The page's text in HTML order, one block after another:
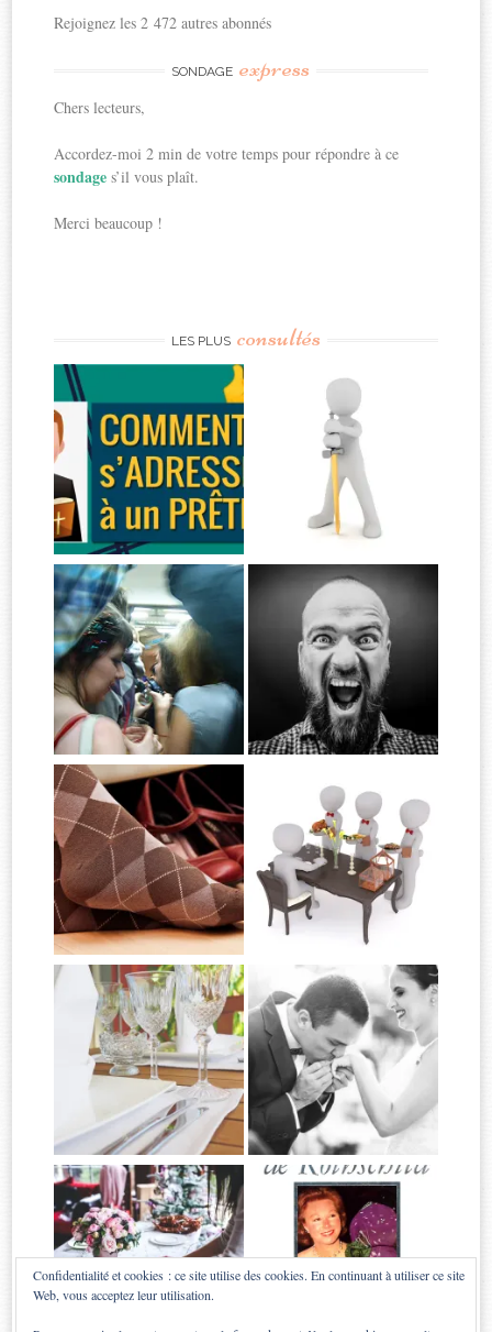
Rejoignez les 2 472 autres abonnés
SONDAGE express
Chers lecteurs,
Accordez-moi 2 min de votre temps pour répondre à ce
sondages’il vous plaît.
Merci beaucoup !
LES PLUS consultés
Confidentialité et cookies : ce site utilise des cookies. En continuant à utiliser ce site
Web, vous acceptez leur utilisation.